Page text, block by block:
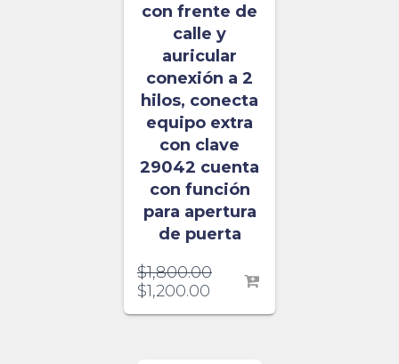
con frente de
calle y
auricular
conexión a 2
hilos, conecta
equipo extra
con clave
29042 cuenta
con función
para apertura
de puerta
$1,800.00
$1,200.00